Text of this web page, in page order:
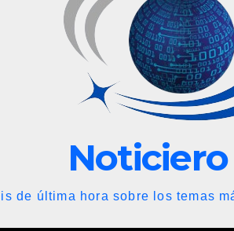
Noticiero
de última hora sobre los temas